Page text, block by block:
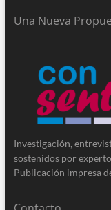
Una Nueva
Investigación,
sostenidos por
Publicación impresa